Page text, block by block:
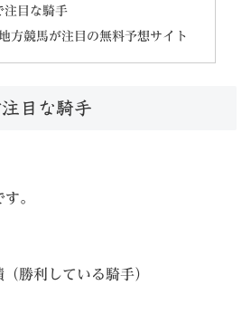
目な騎手
方競馬が注目の無料予想サイト
目な騎手
。
勝利している騎手）